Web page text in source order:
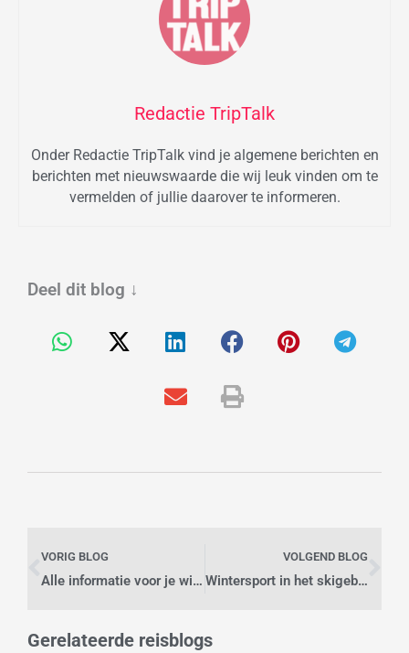
Redactie TripTalk
Onder Redactie TripTalk vind je algemene berichten en
berichten met nieuwswaarde die wij leuk vinden om te
vermelden of jullie daarover te informeren.
Deel dit blog ↓
VORIG BLOG
Alle informatie voor je wintersport vakantie
VOLGEND BLOG
Wintersport in het skigebied Valle d’Aosta in Italië
Gerelateerde reisblogs